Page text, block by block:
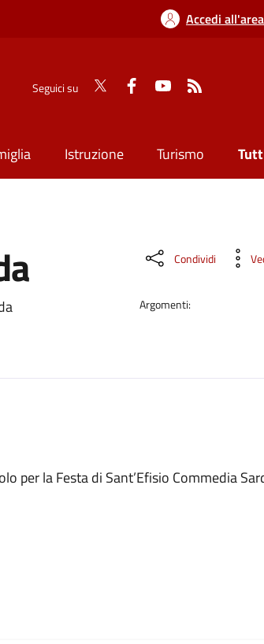
Accedi
Seguici su
Istruzione Turismo
Condividi
Argomenti:
per la Festa di Sant’Efisio Commedia